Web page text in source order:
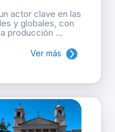
actor clave en las
y globales, con
producción ...
Ver más